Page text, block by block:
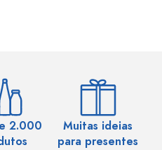
2.000
Muitas ideias
para presentes